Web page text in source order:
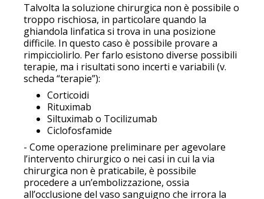
Talvolta la soluzione chirurgica non è possibile o
troppo rischiosa, in particolare quando la
ghiandola linfatica si trova in una posizione
difficile. In questo caso è possibile provare a
rimpicciolirlo. Per farlo esistono diverse possibili
terapie, ma i risultati sono incerti e variabili (v.
scheda “terapie”):
Corticoidi
Rituximab
Siltuximab o Tocilizumab
Ciclofosfamide
- Come operazione preliminare per agevolare
l’intervento chirurgico o nei casi in cui la via
chirurgica non è praticabile, è possibile
procedere a un’embolizzazione, ossia
all’occlusione del vaso sanguigno che irrora la